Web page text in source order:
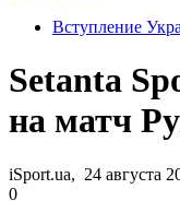
Вступление
Setanta
на матч
iSport.ua, 24 августа
0